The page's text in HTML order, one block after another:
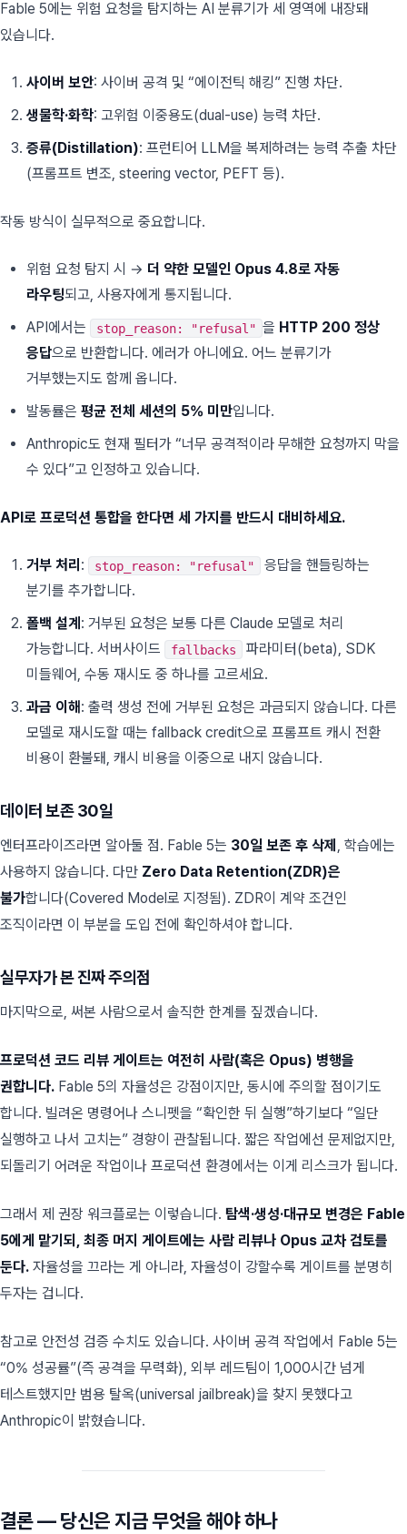
Fable 5에는 위험 요청을 탐지하는 AI 분류기가 세 영역에 내장돼
있습니다.
사이버 보안: 사이버 공격 및 “에이전틱 해킹” 진행 차단.
생물학·화학: 고위험 이중용도(dual-use) 능력 차단.
증류(Distillation): 프런티어 LLM을 복제하려는 능력 추출 차단
(프롬프트 변조, steering vector, PEFT 등).
작동 방식이 실무적으로 중요합니다.
위험 요청 탐지 시 → 더 약한 모델인 Opus 4.8로 자동
라우팅되고, 사용자에게 통지됩니다.
API에서는
stop_reason: "refusal" 을 HTTP 200 정상
응답으로 반환합니다. 에러가 아니에요. 어느 분류기가
거부했는지도 함께 옵니다.
발동률은 평균 전체 세션의 5% 미만입니다.
Anthropic도 현재 필터가 “너무 공격적이라 무해한 요청까지 막을
수 있다”고 인정하고 있습니다.
API로 프로덕션 통합을 한다면 세 가지를 반드시 대비하세요.
거부 처리 : stop_reason: "refusal"
응답을 핸들링하는
분기를 추가합니다.
폴백 설계 : 거부된 요청은 보통 다른 Claude 모델로 처리
가능합니다. 서버사이드
fallbacks
파라미터(beta), SDK
미들웨어, 수동 재시도 중 하나를 고르세요.
과금 이해 : 출력 생성 전에 거부된 요청은 과금되지 않습니다. 다른
모델로 재시도할 때는 fallback credit으로 프롬프트 캐시 전환
비용이 환불돼, 캐시 비용을 이중으로 내지 않습니다.
데이터 보존 30일
엔터프라이즈라면 알아둘 점. Fable 5는 30일 보존 후 삭제 , 학습에는
사용하지 않습니다. 다만 Zero Data Retention(ZDR)은
불가합니다(Covered Model로 지정됨). ZDR이 계약 조건인
조직이라면 이 부분을 도입 전에 확인하셔야 합니다.
실무자가 본 진짜 주의점
마지막으로, 써본 사람으로서 솔직한 한계를 짚겠습니다.
프로덕션 코드 리뷰 게이트는 여전히 사람(혹은 Opus) 병행을
권합니다. Fable 5의 자율성은 강점이지만, 동시에 주의할 점이기도
합니다. 빌려온 명령어나 스니펫을 “확인한 뒤 실행”하기보다 “일단
실행하고 나서 고치는” 경향이 관찰됩니다. 짧은 작업에선 문제없지만,
되돌리기 어려운 작업이나 프로덕션 환경에서는 이게 리스크가 됩니다.
그래서 제 권장 워크플로는 이렇습니다. 탐색·생성·대규모 변경은 Fable
5에게 맡기되, 최종 머지 게이트에는 사람 리뷰나 Opus 교차 검토를
둔다. 자율성을 끄라는 게 아니라, 자율성이 강할수록 게이트를 분명히
두자는 겁니다.
참고로 안전성 검증 수치도 있습니다. 사이버 공격 작업에서 Fable 5는
“0% 성공률”(즉 공격을 무력화), 외부 레드팀이 1,000시간 넘게
테스트했지만 범용 탈옥(universal jailbreak)을 찾지 못했다고
Anthropic이 밝혔습니다.
결론 — 당신은 지금 무엇을 해야 하나